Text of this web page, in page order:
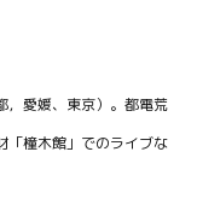
，愛媛、東京） 。都電荒
「橦木館」でのライブな